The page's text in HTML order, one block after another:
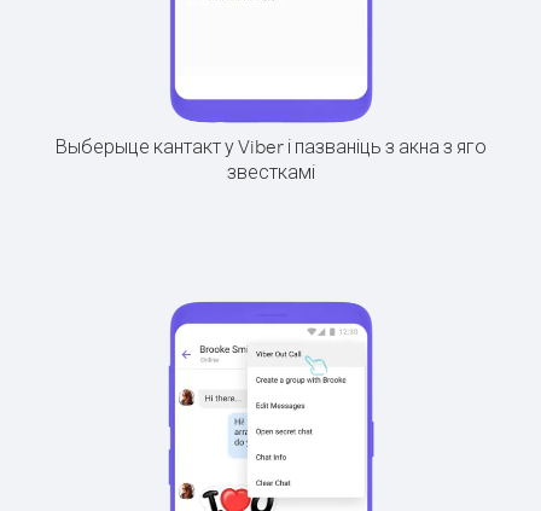
Выберыце кантакт у Viber і пазваніць з акна з яго
звесткамі